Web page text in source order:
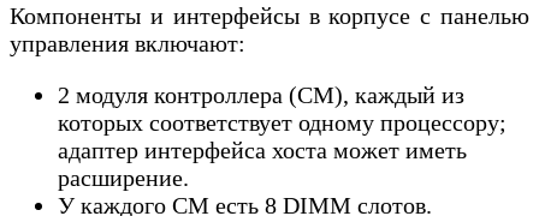
Компоненты и интерфейсы в корпусе с панелью
управления включают:
2 модуля контроллера (CM), каждый из
которых соответствует одному процессору;
адаптер интерфейса хоста может иметь
расширение.
У каждого CM есть 8 DIMM слотов.